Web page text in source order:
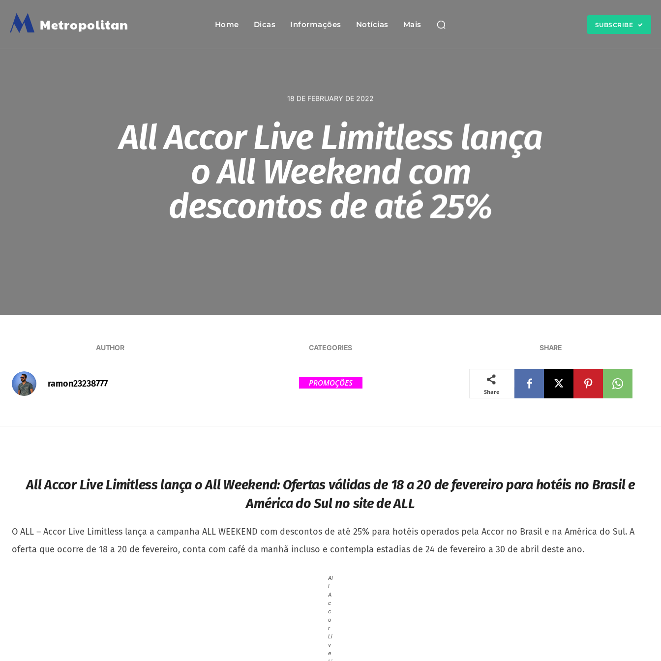
M Metropolitan Home Dicas Informações Notícias Mais SUBSCRIBE
18 DE FEBRUARY DE 2022
All Accor Live Limitless lança
o All Weekend com
descontos de até 25%
AUTHOR
ramon23238777
CATEGORIES
PROMOÇÕES
SHARE
Share
All Accor Live Limitless lança o All Weekend:Ofertas válidas de 18 a 20 de fevereiro para hotéis no Brasil e
América do Sul no site de ALL
O ALL – Accor Live Limitless lança a campanha ALL WEEKEND com descontos de até 25% para hotéis operados pela Accor no Brasil e na América do Sul. A
oferta que ocorre de 18 a 20 de fevereiro, conta com café da manhã incluso e contempla estadias de 24 de fevereiro a 30 de abril deste ano.
Al
l
A
c
c
o
r
Li
v
e